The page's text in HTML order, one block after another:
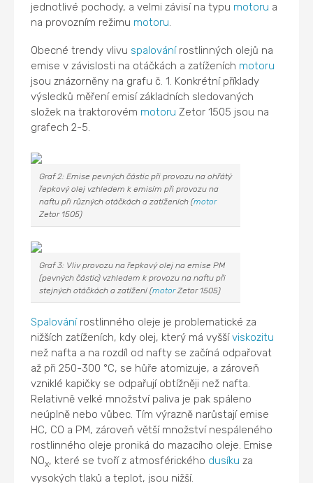
jednotlivé pochody, a velmi závisí na typu motoru a
na provozním režimu motoru.
Obecné trendy vlivu spalovánírostlinných olejů na
emise v závislosti na otáčkách a zatíženích motoru
jsou znázorněny na grafu č. 1. Konkrétní příklady
výsledků měření emisí základních sledovaných
složek na traktorovém motoru Zetor 1505 jsou na
grafech 2-5.
Graf 2: Emise pevných částic při provozu na ohřátý
řepkový olej vzhledem k emisím při provozu na
naftu při různých otáčkách a zatíženích (motor
Zetor 1505)
Graf 3: Vliv provozu na řepkový olej na emise PM
(pevných částic) vzhledem k provozu na naftu při
stejných otáčkách a zatížení (motorZetor 1505)
Spalovánírostlinného oleje je problematické za
nižších zatíženích, kdy olej, který má vyššíviskozitu
než nafta a na rozdíl od nafty se začíná odpařovat
až při 250-300 °C, se hůře atomizuje, a zároveň
vzniklé kapičky se odpařují obtížněji než nafta.
Relativně velké množství paliva je pak spáleno
neúplně nebo vůbec. Tím výrazně narůstají emise
HC, CO a PM, zároveň větší množství nespáleného
rostlinného oleje proniká do mazacího oleje. Emise
NOx, které se tvoří z atmosférického dusíku za
vysokých tlaků a teplot, jsou nižší.